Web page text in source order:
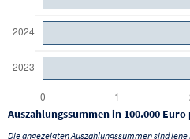
Auszahlungssummen in 100.000
Die angezeigten Auszahlungssummen sind